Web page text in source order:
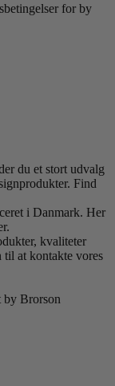
for by
du et stort udvalg
Find
i Danmark. Her
kvaliteter
at kontakte vores
by Brorson